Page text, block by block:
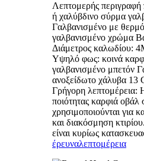
Λεπτομερής
ή χαλύβδινο σύρμα
Γαλβανισμένο με
γαλβανισμένο χρώμα
Διάμετρος καλωδίου:
Υψηλό φως: κοινά
γαλβανισμένο μπετόν
ανοξείδωτο χάλυβα
Γρήγορη λεπτομέρεια:
ποιότητας καρφιά
χρησιμοποιούνται για
και διακόσμηση
είναι κυρίως
έρευναλεπτομέρεια